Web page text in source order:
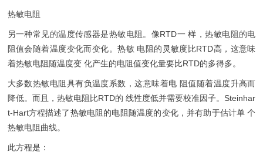
热敏电阻
另一种常见的温度传感器是热敏电阻。像RTD一 样，热敏电阻的电
阻值会随着温度变化而变化。热敏 电阻的灵敏度比RTD高，这意味
着热敏电阻随温度变 化产生的电阻值变化量要比RTD的多得多。
大多数热敏电阻具有负温度系数，这意味着电 阻值随着温度升高而
降低。而且，热敏电阻比RTD的 线性度低并需要校准因子。Steinhar
t-Hart方程描述了热敏电阻的电阻随温度的变化，并有助于估计单 个
热敏电阻曲线。
此方程是：